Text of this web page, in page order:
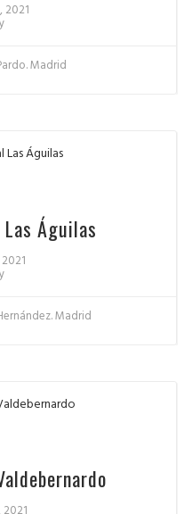
2021
Madrid
Águilas
Madrid